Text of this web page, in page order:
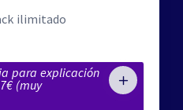
ilimitado
para explicación
(muy